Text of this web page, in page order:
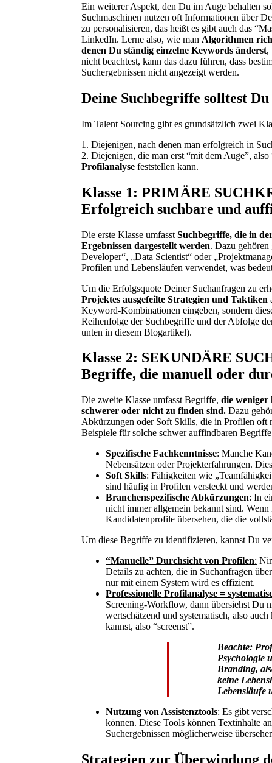
Ein weiterer Aspekt, den Du im Auge behalten
Suchmaschinen nutzen oft Informationen über
zu personalisieren, das heißt es gibt auch das
LinkedIn. Lerne also, wie man Algorithmen
denen Du ständig einzelne Keywords änderst,
nicht beachtest, kann das dazu führen, dass
Suchergebnissen nicht angezeigt werden.
Deine Suchbegriffe solltest
Im Talent Sourcing gibt es grundsätzlich zwei
1. Diejenigen, nach denen man erfolgreich in
2. Diejenigen, die man erst “mit dem Auge”,
Profilanalyse feststellen kann.
Klasse 1: PRIMÄRE
Erfolgreich suchbare und
Die erste Klasse umfasst Suchbegriffe, die in
Ergebnissen dargestellt werden. Dazu
Developer“, „Data Scientist“ oder
Profilen und Lebensläufen verwendet, was
Um die Erfolgsquote Deiner Suchanfragen zu
Projektes ausgefeilte Strategien und Taktiken
Keyword-Kombinationen eingeben, sondern
Reihenfolge der Suchbegriffe und der Abfolge
unten in diesem Blogartikel).
Klasse 2: SEKUNDÄRE
Begriffe, die manuell oder
Die zweite Klasse umfasst Begriffe, die weniger
schwerer oder nicht zu finden sind. Dazu
Abkürzungen oder Soft Skills, die in Profilen oft
Beispiele für solche schwer auffindbaren
Spezifische Fachkenntnisse: Manche
Nebensätzen oder Projekterfahrungen.
Soft Skills: Fähigkeiten wie
sind häufig in Profilen versteckt und
Branchenspezifische Abkürzungen: In
nicht immer allgemein bekannt sind.
Kandidatenprofile übersehen, die die
Um diese Begriffe zu identifizieren, kannst Du
“Manuelle” Durchsicht von Profilen:
Details zu achten, die in Suchanfragen
nur mit einem System wird es effizient.
Professionelle Profilanalyse =
Screening-Workflow, dann übersiehst Du
wertschätzend und systematisch, also
kannst, also “screenst”.
Beachte:
Psychologie
Branding,
keine
Lebensläufe
Nutzung von Assistenztools: Es gibt
können. Diese Tools können Textinhalte
Suchergebnissen möglicherweise
Strategien zur Überwindung